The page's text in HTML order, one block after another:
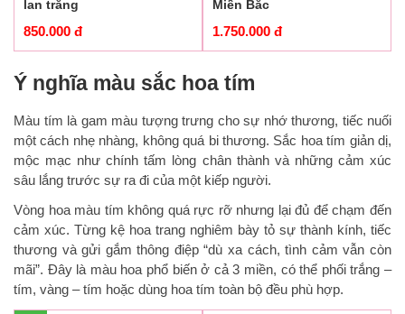
lan trắng
850.000 đ
Miền Bắc
1.750.000 đ
Ý nghĩa màu sắc hoa tím
Màu tím là gam màu tượng trưng cho sự nhớ thương, tiếc nuối
một cách nhẹ nhàng, không quá bi thương. Sắc hoa tím giản dị,
mộc mạc như chính tấm lòng chân thành và những cảm xúc
sâu lắng trước sự ra đi của một kiếp người.
Vòng hoa màu tím không quá rực rỡ nhưng lại đủ để chạm đến
cảm xúc. Từng kệ hoa trang nghiêm bày tỏ sự thành kính, tiếc
thương và gửi gắm thông điệp “dù xa cách, tình cảm vẫn còn
mãi”. Đây là màu hoa phổ biến ở cả 3 miền, có thể phối trắng –
tím, vàng – tím hoặc dùng hoa tím toàn bộ đều phù hợp.